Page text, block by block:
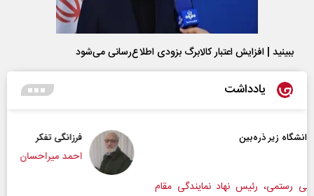
ببینید | افزایش اعتبار کالابرگ بزودی اطلاع‌رسانی می‌شود
یادداشت
مقام
احمد میراحسان